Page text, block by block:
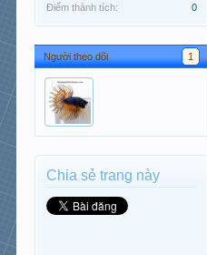
Điểm thành tích:
0
Người theo dõi 1
Chia sẻ trang này